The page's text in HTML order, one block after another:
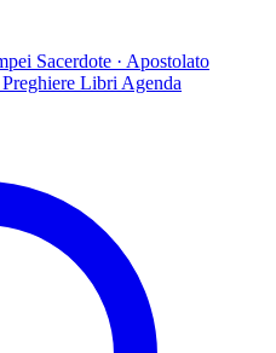
Sacerdote · Apostolato
Preghiere Libri Agenda